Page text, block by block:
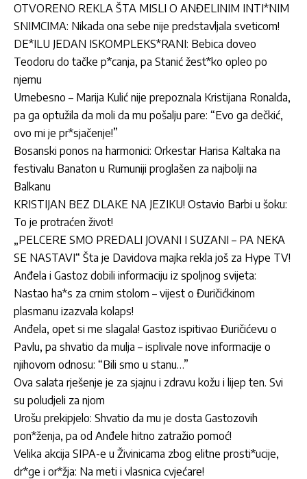
OTVORENO REKLA ŠTA MISLI O ANĐELINIM INTI*NIM
SNIMCIMA: Nikada ona sebe nije predstavljala sveticom!
DE*ILU JEDAN ISKOMPLEKS*RANI: Bebica doveo
Teodoru do tačke p*canja, pa Stanić žest*ko opleo po
njemu
Urnebesno – Marija Kulić nije prepoznala Kristijana Ronalda,
pa ga optužila da moli da mu pošalju pare: “Evo ga dečkić,
ovo mi je pr*sjačenje!”
Bosanski ponos na harmonici: Orkestar Harisa Kaltaka na
festivalu Banaton u Rumuniji proglašen za najbolji na
Balkanu
KRISTIJAN BEZ DLAKE NA JEZIKU! Ostavio Barbi u šoku:
To je protraćen život!
„PELCERE SMO PREDALI JOVANI I SUZANI – PA NEKA
SE NASTAVI“ Šta je Davidova majka rekla još za Hype TV!
Anđela i Gastoz dobili informaciju iz spoljnog svijeta:
Nastao ha*s za crnim stolom – vijest o Đuričićkinom
plasmanu izazvala kolaps!
Anđela, opet si me slagala! Gastoz ispitivao Đuričićevu o
Pavlu, pa shvatio da mulja – isplivale nove informacije o
njihovom odnosu: “Bili smo u stanu…”
Ova salata rješenje je za sjajnu i zdravu kožu i lijep ten. Svi
su poludjeli za njom
Urošu prekipjelo: Shvatio da mu je dosta Gastozovih
pon*ženja, pa od Anđele hitno zatražio pomoć!
Velika akcija SIPA-e u Živinicama zbog elitne prosti*ucije,
dr*ge i or*žja: Na meti i vlasnica cvjećare!